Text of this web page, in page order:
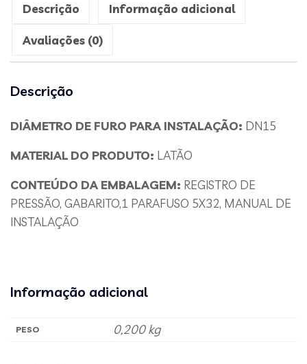
Descrição Informação adicional
Avaliações (0)
Descrição
DIÂMETRO DE FURO PARA INSTALAÇÃO: DN15
MATERIAL DO PRODUTO: LATÃO
CONTEÚDO DA EMBALAGEM: REGISTRO DE
PRESSÃO, GABARITO,1 PARAFUSO 5X32, MANUAL DE
INSTALAÇÃO
Informação adicional
PESO 0,200 kg